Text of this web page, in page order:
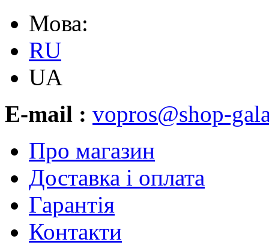
Мова:
RU
UA
E-mail : vopros@shop-
Про магазин
Доставка і оплата
Гарантія
Контакти